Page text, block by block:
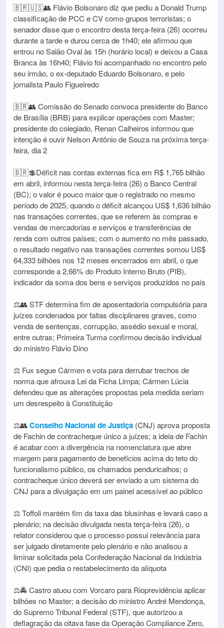
🇧🇷🇺🇸👥 Flávio Bolsonaro diz que pediu a Donald Trump
classificação de PCC e CV como grupos terroristas; o
senador disse que o encontro desta terça-feira (26) ocorreu
durante a tarde e durou cerca de 1h40; ele afirmou que
entrou no Salão Oval às 15h (horário local) e deixou a Casa
Branca às 16h40; Flávio foi acompanhado no encontro pelo
seu irmão, o ex-deputado Eduardo Bolsonaro, e pelo
jornalista Paulo Figueiredo
🇧🇷👥 Comissão do Senado convoca presidente do Banco
de Brasília (BRB) para explicar operações com Master;
presidente do colegiado, Renan Calheiros informou que
intenção é ouvir Nelson Antônio de Souza na próxima terça-
feira, dia 2
🇧🇷💲Déficit nas contas externas fica em R$ 1,765 bilhão
em abril, informou nesta terça-feira (26) o Banco Central
(BC); o valor é pouco maior que o registrado no mesmo
período de 2025, quando o déficit alcançou US$ 1,636 bilhão
nas transações correntes, que se referem às compras e
vendas de mercadorias e serviços e transferências de
renda com outros países; com o aumento no mês passado,
o resultado negativo nas transações correntes somou US$
64,333 bilhões nos 12 meses encerrados em abril, o que
corresponde a 2,66% do Produto Interno Bruto (PIB),
indicador da soma dos bens e serviços produzidos no país
⚖️👥 STF determina fim de aposentadoria compulsória para
juízes condenados por faltas disciplinares graves, como
venda de sentenças, corrupção, assédio sexual e moral,
entre outras; Primeira Turma confirmou decisão individual
do ministro Flávio Dino
⚖️ Fux segue Cármen e vota para derrubar trechos de
norma que afrouxa Lei da Ficha Limpa; Cármen Lúcia
defendeu que as alterações propostas pela medida seriam
um desrespeito à Constituição
⚖️👥Conselho Nacional de Justiça (CNJ) aprova proposta
de Fachin de contracheque único a juízes; a ideia de Fachin
é acabar com a divergência na nomenclatura que abre
margem para pagamento de benefícios acima do teto do
funcionalismo público, os chamados penduricalhos; o
contracheque único deverá ser enviado a um sistema do
CNJ para a divulgação em um painel acessível ao público
⚖️ Toffoli mantém fim da taxa das blusinhas e levará caso a
plenário; na decisão divulgada nesta terça-feira (26), o
relator considerou que o processo possui relevância para
ser julgado diretamente pelo plenário e não analisou a
liminar solicitada pela Confederação Nacional da Indústria
(CNI) que pedia o restabelecimento da alíquota
⚖️🚔 Castro atuou com Vorcaro para Rioprevidência aplicar
bilhões no Master; a decisão do ministro André Mendonça,
do Supremo Tribunal Federal (STF), que autorizou a
deflagração da oitava fase da Operação Compliance Zero,